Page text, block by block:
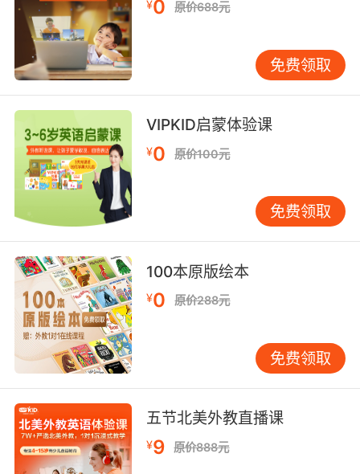
¥0 原价688元
免费领取
VIPKID启蒙体验课
¥0 原价100元
免费领取
100本原版绘本
¥0 原价288元
免费领取
五节北美外教直播课
¥9 原价888元